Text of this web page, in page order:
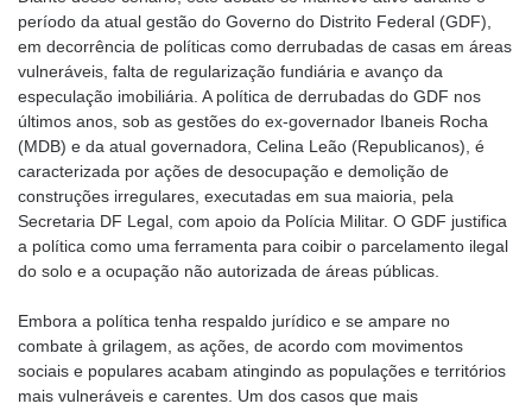
período da atual gestão do Governo do Distrito Federal (GDF),
em decorrência de políticas como derrubadas de casas em áreas
vulneráveis, falta de regularização fundiária e avanço da
especulação imobiliária. A política de derrubadas do GDF nos
últimos anos, sob as gestões do ex-governador Ibaneis Rocha
(MDB) e da atual governadora, Celina Leão (Republicanos), é
caracterizada por ações de desocupação e demolição de
construções irregulares, executadas em sua maioria, pela
Secretaria DF Legal, com apoio da Polícia Militar. O GDF justifica
a política como uma ferramenta para coibir o parcelamento ilegal
do solo e a ocupação não autorizada de áreas públicas.
Embora a política tenha respaldo jurídico e se ampare no
combate à grilagem, as ações, de acordo com movimentos
sociais e populares acabam atingindo as populações e territórios
mais vulneráveis e carentes. Um dos casos que mais